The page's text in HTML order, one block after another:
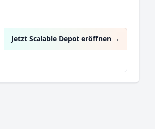
Jetzt Scalable Depot eröffnen →